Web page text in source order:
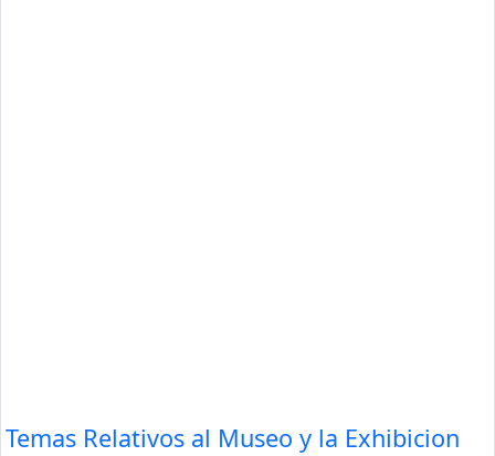
Temas Relativos al Museo y la Exhibicion